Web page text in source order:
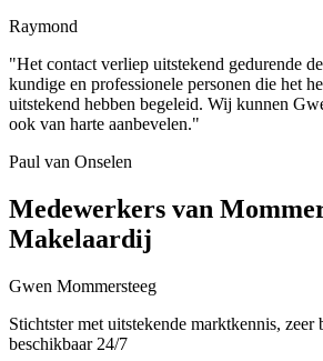
Raymond
"Het contact verliep uitstekend gedurende
kundige en professionele personen die het
uitstekend hebben begeleid. Wij kunnen
ook van harte aanbevelen."
Paul van Onselen
Medewerkers van
Makelaardij
Gwen Mommersteeg
Stichtster met uitstekende marktkennis, zeer
beschikbaar 24/7